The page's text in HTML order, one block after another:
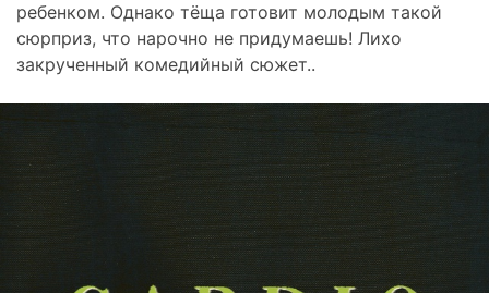
ребенком. Однако тёща готовит молодым такой
сюрприз, что нарочно не придумаешь! Лихо
закрученный комедийный сюжет..